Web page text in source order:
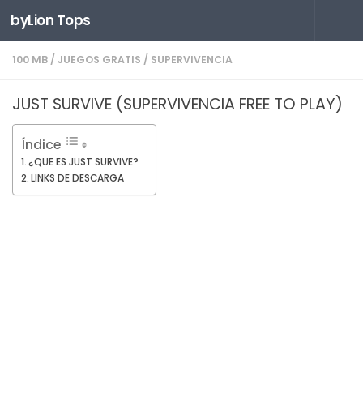
Saltar al contenido
byLion Tops
100 MB / JUEGOS GRATIS / SUPERVIVENCIA
JUST SURVIVE (SUPERVIVENCIA FREE TO PLAY)
Índice
¿QUE ES JUST SURVIVE?
LINKS DE DESCARGA